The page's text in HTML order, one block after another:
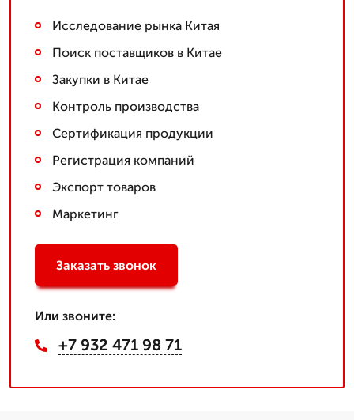
Исследование рынка Китая
Поиск поставщиков в Китае
Закупки в Китае
Контроль производства
Сертификация продукции
Регистрация компаний
Экспорт товаров
Маркетинг
Заказать звонок
Или звоните:
+7 932 471 98 71